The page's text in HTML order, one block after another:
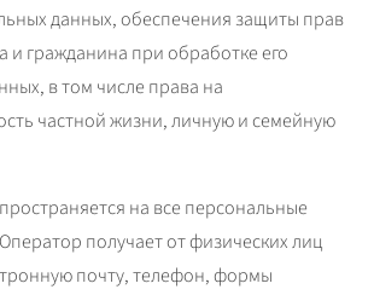
данных, обеспечения защиты прав
и гражданина при обработке его
в том числе права на
частной жизни, личную и семейную
на все персональные
получает от физических лиц
почту, телефон, формы